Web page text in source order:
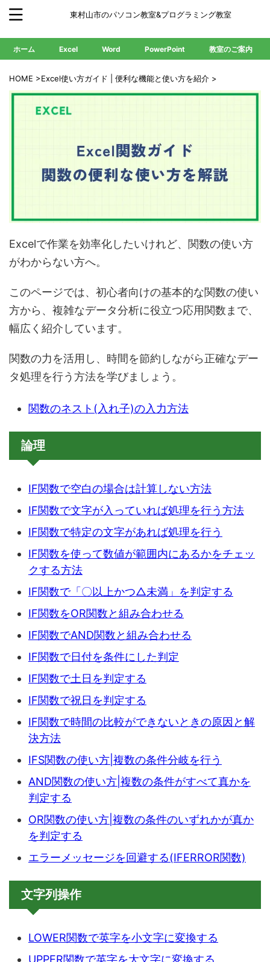
東村山市のパソコン教室&プログラミング教室
ホーム Excel Word PowerPoint 教室のご案内
HOME >Excel使い方ガイド | 便利な機能と使い方を紹介 >
Excelで作業を効率化したいけれど、関数の使い方
がわからない方へ。
このページでは、初心者向けの基本的な関数の使い
方から、複雑なデータ分析に役立つ応用関数まで、
幅広く紹介しています。
関数の力を活用し、時間を節約しながら正確なデー
タ処理を行う方法を学びましょう。
関数のネスト(入れ子)の入力方法
論理
IF関数で空白の場合は計算しない方法
IF関数で文字が入っていれば処理を行う方法
IF関数で特定の文字があれば処理を行う
IF関数を使って数値が範囲内にあるかをチェッ
クする方法
IF関数で「〇以上かつ△未満」を判定する
IF関数をOR関数と組み合わせる
IF関数でAND関数と組み合わせる
IF関数で日付を条件にした判定
IF関数で土日を判定する
IF関数で祝日を判定する
IF関数で時間の比較ができないときの原因と解
決方法
IFS関数の使い方|複数の条件分岐を行う
AND関数の使い方|複数の条件がすべて真かを
判定する
OR関数の使い方|複数の条件のいずれかが真か
を判定する
エラーメッセージを回避する(IFERROR関数)
文字列操作
LOWER関数で英字を小文字に変換する